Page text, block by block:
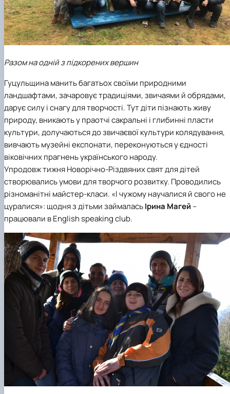
Разом на одній з підкорених вершин
Гуцульщина манить багатьох своїми природними
ландшафтами, зачаровує традиціями, звичаями й обрядами,
дарує силу і снагу для творчості. Тут діти пізнають живу
природу, вникають у праотчі сакральні і глибинні пласти
культури, долучаються до звичаєвої культури колядування,
вивчають музейні експонати, переконуються у єдності
віковічних прагнень українського народу.
Упродовж тижня Новорічно-Різдвяних свят для дітей
створювались умови для творчого розвитку. Проводились
різноманітні майстер-класи. «І чужому научалися й свого не
цуралися»: щодня з дітьми займаласьІрина Магей –
працювали в English speaking club.